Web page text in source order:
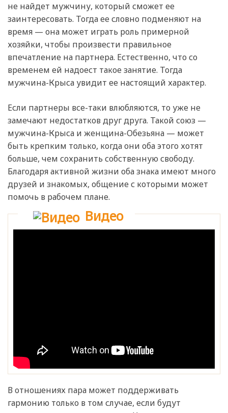
не найдет мужчину, который сможет ее
заинтересовать. Тогда ее словно подменяют на
время — она может играть роль примерной
хозяйки, чтобы произвести правильное
впечатление на партнера. Естественно, что со
временем ей надоест такое занятие. Тогда
мужчина-Крыса увидит ее настоящий характер.
Если партнеры все-таки влюбляются, то уже не
замечают недостатков друг друга. Такой союз —
мужчина-Крыса и женщина-Обезьяна — может
быть крепким только, когда они оба этого хотят
больше, чем сохранить собственную свободу.
Благодаря активной жизни оба знака имеют много
друзей и знакомых, общение с которыми может
помочь в рабочем плане.
Видео
В отношениях пара может поддерживать
гармонию только в том случае, если будут